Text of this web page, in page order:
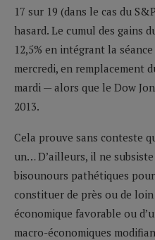
17 sur 19 (dans le cas du
hasard. Le cumul des gains
12,5% en intégrant la
mercredi, en remplacement
mardi — alors que le Dow
2013.
Cela prouve sans conteste
un… D’ailleurs, il ne
bisounours pathétiques
constituer de près ou de
économique favorable ou
macro-économiques